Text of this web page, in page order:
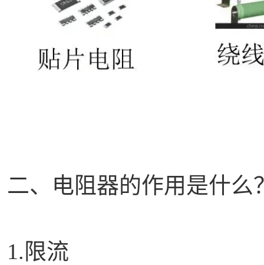
二、电阻器的作用是什么
1.限流